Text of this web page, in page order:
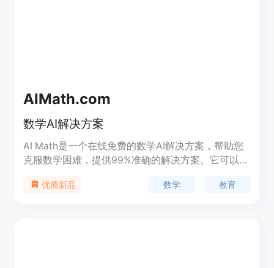
AIMath.com
数学AI解决方案
AI Math是一个在线免费的数学AI解决方案，帮助您
克服数学困难，提供99%准确的解决方案。它可以处
率等各种数学问题。AI Math不仅提供答案，还通过
优质新品 数学 教育